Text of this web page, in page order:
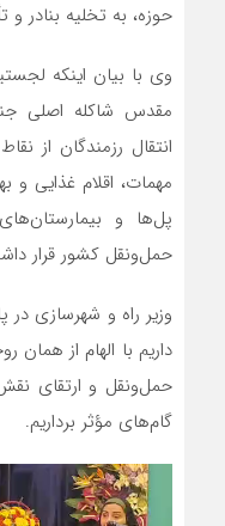
حوزه، به تخلیه بنادر و
وی با بیان اینکه
مقدس شاکله اصلی
انتقال رزمندگان از
مهمات، اقلام غذایی و
پل‌ها و
حمل‌ونقل کشور قرار
وزیر راه و شهرسازی در
داریم با الهام از همان
حمل‌ونقل و ارتقای
گام‌های مؤثر برداریم.